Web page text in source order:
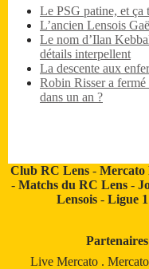
Le PSG patine, et
L’ancien Lensois
Le nom d’Ilan
détails interpellent
La descente aux
Robin Risser a
dans un an ?
Club RC Lens -Mercato
- Matchs du RC Lens-
Lensois- Ligue 1
Live Mercato .